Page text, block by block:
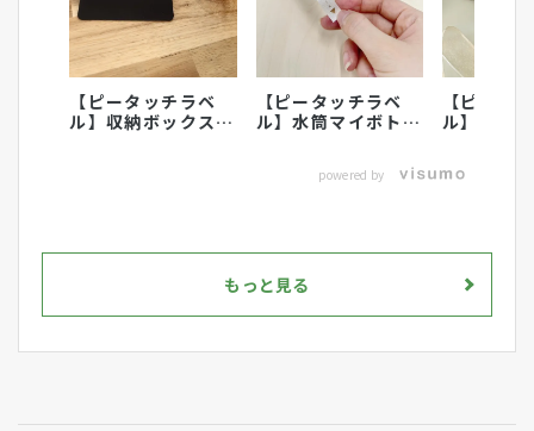
【ピータッチラベ
ル】収納ボックスの
【ピータッチラベ
ル】水筒マイボトル
【ピータ
ル】こど
powered by
もっと見る